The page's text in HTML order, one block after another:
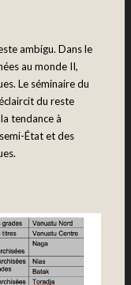
ambigu. Dans le
au monde II,
Le séminaire du
du reste
tendance à
État et des